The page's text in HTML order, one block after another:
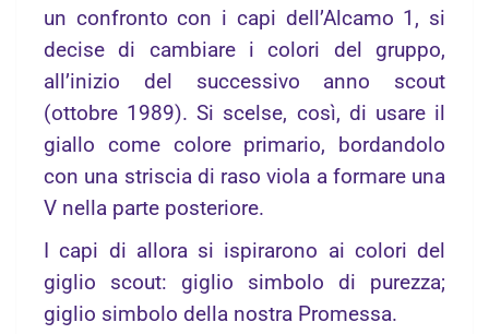
un confronto con i capi dell’Alcamo 1, si
decise di cambiare i colori del gruppo,
all’inizio del successivo anno scout
(ottobre 1989).Si scelse, così, di usare il
giallo come colore primario, bordandolo
con una striscia di raso viola a formare una
V nella parte posteriore.
I capi di allora si ispirarono ai colori del
giglio scout: giglio simbolo di purezza;
giglio simbolo della nostra Promessa.